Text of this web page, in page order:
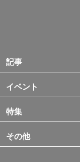
記事
イベント
特集
その他